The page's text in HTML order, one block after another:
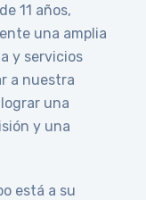
11 años,
una amplia
y servicios
a nuestra
una
y una
está a su